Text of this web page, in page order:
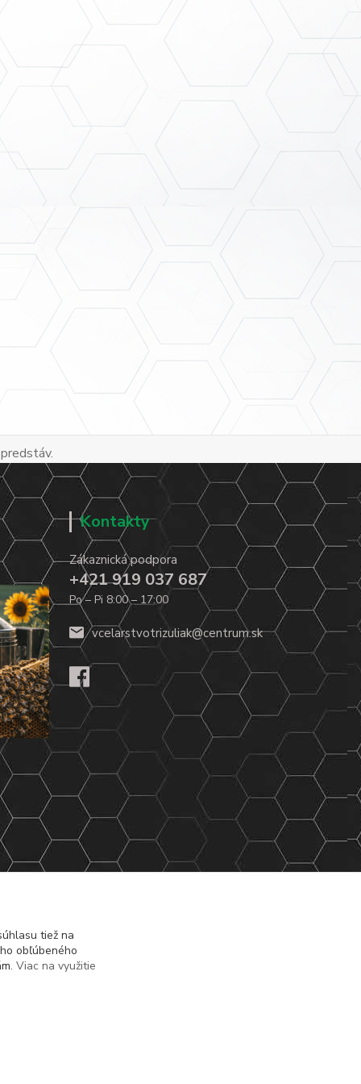
Kontakty
Zákaznická podpora
+421 919 037 687
Po – Pi 8:00 – 17:00
vcelarstvotrizuliak@centrum.sk
tiež na
obľúbeného
Viac na využitie